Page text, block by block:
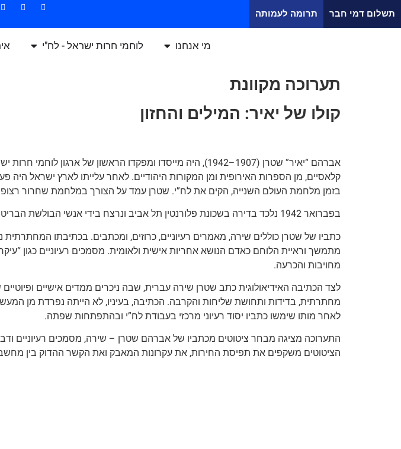
תשלום דמי חבר תרומה לעמותה
מי אנחנו לוחמי חרות ישראל - לח"י
תערוכה מקוונת
קולו של יאיר: המילים והחזון
אברהם “יאיר” שטרן (1907–1942), היה מייסדו ומפקדו הראשון של
בזמן מלחמת העולם השנייה, הקים את לח”י. שטרן עמד על הצורך במלחמת שחרור
בפברואר 1942 נלכד בדירה בשכונת פלורנטין תל אביב ונרצח בידי אנשי הבולשת הבריטית.
כתביו של שטרן כוללים שירה, מאמרים רעיוניים, כרוזים, ומכתבים. בכתיבתו
מתמשך וראיית הלוחם כאדם הנושא אחריות אישית ולאומית. מסמכים רעיוניים כגון
מחויבות והכרעה.
לצד הכתיבה האידיאולוגית כתב שטרן שירה עברית, שבה ניכרים ממדים אישיים
מחתרתית, בדידות ותחושת שליחות והקרבה. הכתיבה, בעיניו, לא הייתה נפרדת מן
לאחר מותו שימשו כתביו יסוד רעיוני מרכזי בעבודת לח”י ובהתפתחות שפתה.
התערוכה מציגה מבחר ציטוטים מכתביו של אברהם שטרן – שירה, מסמכים רעיוניים
הציטוטים משקפים את תפיסת החירות, את עקרונות המאבק ואת הקשר ההדוק בין